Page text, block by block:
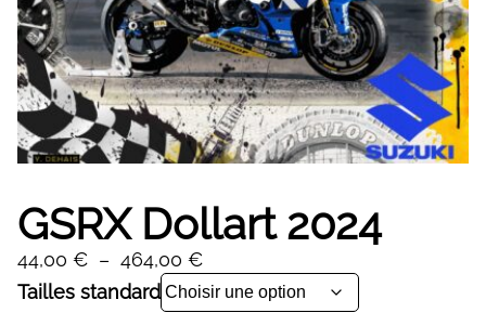
GSRX Dollart 2024
44,00 € – 464,00 €Plage
de
prix :
Tailles standard
Alternative: